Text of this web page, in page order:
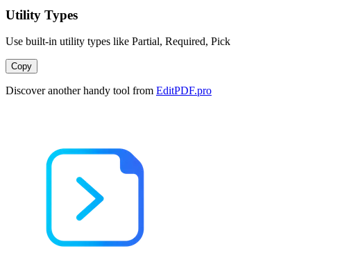
Utility Types
Use built-in utility types like Partial, Required, Pick
Copy
Discover another handy tool from EditPDF.pro